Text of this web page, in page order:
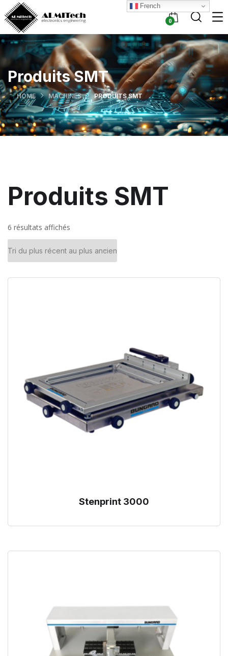
0
Produits SMT
HOME MACHINES PRODUITS SMT
Produits SMT
6 résultats affichés
Stenprint 3000
French